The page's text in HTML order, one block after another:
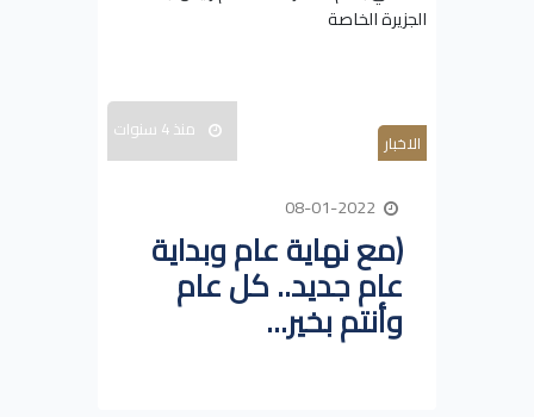
الاخبار منذ 4 سنوات
(مع نهاية عام وبداية
عام جديد.. كل عام
وأنتم بخير...